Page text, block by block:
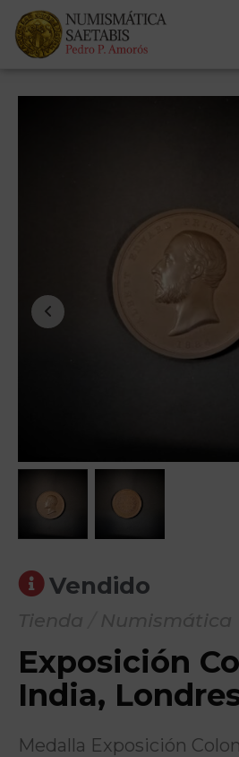
Vendido
Exposición
India,
Medalla Exposición